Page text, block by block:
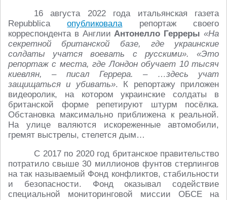
16 августа 2022 года итальянская газета
Repubblicaопубликоваларепортаж своего
корреспондента в АнглииАнтонелло Герреры «На
секретной британской базе, где украинские
солдаты учатся воевать с русскими». «Это
репортаж с места, где Лондон обучает 10 тысяч
киевлян, – писал Геррера. – …здесь учат
защищаться и убивать». К репортажу приложен
видеоролик, на котором украинские солдаты в
британской форме репетируют штурм посёлка.
Обстановка максимально приближена к реальной.
На улице валяются искореженные автомобили,
гремят выстрелы, стелется дым…
С 2017 по 2020 год британское правительство
потратило свыше 30 миллионов фунтов стерлингов
на так называемый Фонд конфликтов, стабильности
и безопасности. Фонд оказывал содействие
специальной мониторинговой миссии ОБСЕ на